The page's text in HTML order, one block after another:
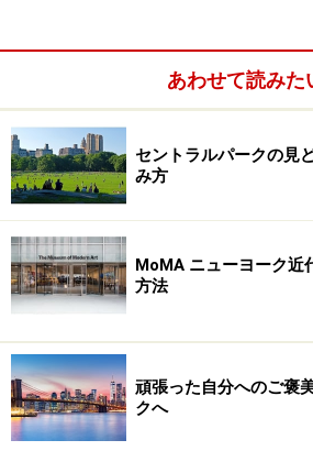
という。サイト内に1,000人近くの
のファンがいるという“エリート会
ティングに参加できる特権があり
繁。
あわせて読みた
セントラルパークの見
み方
MoMA ニューヨーク近
方法
頑張った自分へのご褒
クへ